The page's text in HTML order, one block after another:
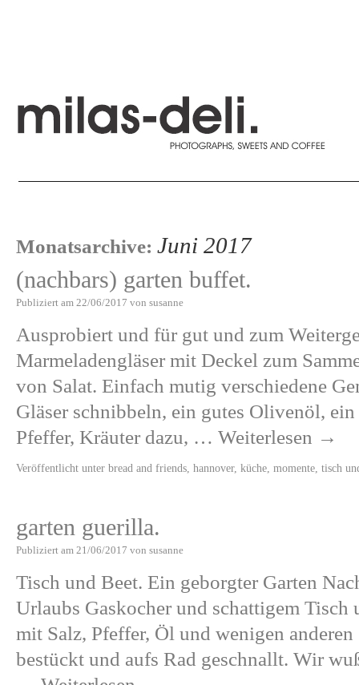
Monatsarchive: Juni 2017
(nachbars) garten buffet.
Publiziert am 22/06/2017 von susanne
Ausprobiert und für gut und zum
Marmeladengläser mit Deckel zum
von Salat. Einfach mutig verschiedene
Gläser schnibbeln, ein gutes Olivenöl,
Pfeffer, Kräuter dazu, … Weiterlesen →
Veröffentlicht unter bread and friends hannover, küche momente tisch
garten guerilla.
Publiziert am 21/06/2017 von susanne
Tisch und Beet. Ein geborgter Garten
Urlaubs Gaskocher und schattigem Tisch
mit Salz, Pfeffer, Öl und wenigen
bestückt und aufs Rad geschnallt. Wir